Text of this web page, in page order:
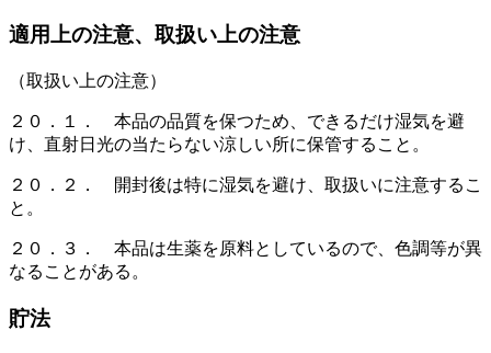
適用上の注意、取扱い上の注意
（取扱い上の注意）
２０．１． 本品の品質を保つため、できるだけ湿気を避
け、直射日光の当たらない涼しい所に保管すること。
２０．２． 開封後は特に湿気を避け、取扱いに注意するこ
と。
２０．３． 本品は生薬を原料としているので、色調等が異
なることがある。
貯法